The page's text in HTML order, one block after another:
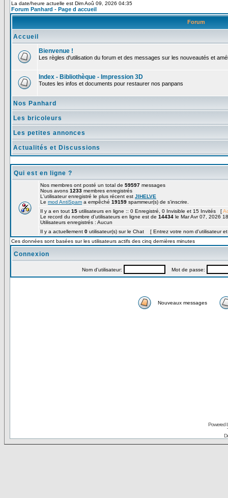
La date/heure actuelle est Dim Aoû 09, 2026 04:35
Forum Panhard - Page d accueil
Forum
Accueil
Bienvenue !
Les règles d'utilisation du forum et des messages sur les nouveautés et
Index - Bibliothèque - Impression 3D
Toutes les infos et documents pour restaurer nos panpans
Nos Panhard
Les bricoleurs
Les petites annonces
Actualités et Discussions
Qui est en ligne ?
Nos membres ont posté un total de 59597 messages
Nous avons 1233 membres enregistrés
L'utilisateur enregistré le plus récent est JIHELVE
Le mod AntiSpam a empêché 19159 spammeur(s) de s'inscrire.
Il y a en tout 15 utilisateurs en ligne :: 0 Enregistré, 0 Invisible et 15 Invités [
Le record du nombre d'utilisateurs en ligne est de 14434 le Mar Avr 07, 2026
Utilisateurs enregistrés : Aucun
Il y a actuellement 0 utilisateur(s) sur le Chat [ Entrez votre nom d'utilisateur
Ces données sont basées sur les utilisateurs actifs des cinq dernières minutes
Connexion
Nom d'utilisateur: Mot de passe:
Nouveaux messages
Powered